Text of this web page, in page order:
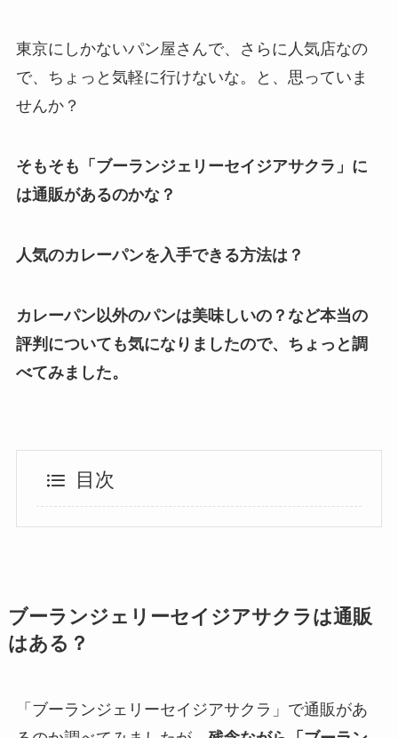
東京にしかないパン屋さんで、さらに人気店なの
で、ちょっと気軽に行けないな。と、思っていま
せんか？
そもそも「ブーランジェリーセイジアサクラ」に
は通販があるのかな？
人気のカレーパンを入手できる方法は？
カレーパン以外のパンは美味しいの？など本当の
評判についても気になりましたので、ちょっと調
べてみました。
目次
ブーランジェリーセイジアサクラは通販
はある？
「ブーランジェリーセイジアサクラ」で通販があ